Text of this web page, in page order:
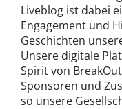
Liveblog ist dabei
Engagement und
Geschichten
Unsere digitale
Spirit von
Sponsoren und
so unsere